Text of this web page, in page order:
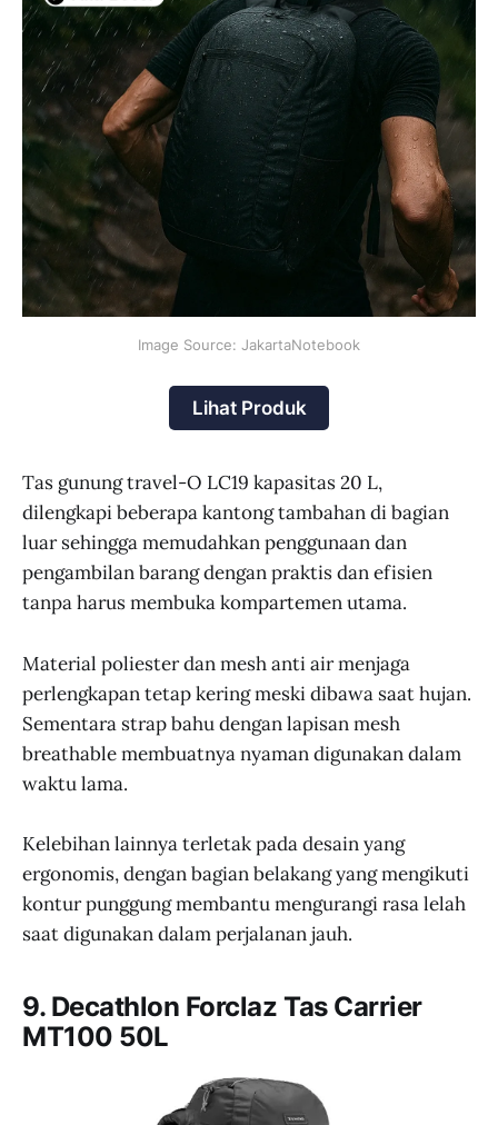
Image Source: JakartaNotebook
Lihat Produk
Tas gunung travel-O LC19 kapasitas 20 L,
dilengkapi beberapa kantong tambahan di bagian
luar sehingga memudahkan penggunaan dan
pengambilan barang dengan praktis dan efisien
tanpa harus membuka kompartemen utama.
Material poliester dan mesh anti air menjaga
perlengkapan tetap kering meski dibawa saat hujan.
Sementara strap bahu dengan lapisan mesh
breathable membuatnya nyaman digunakan dalam
waktu lama.
Kelebihan lainnya terletak pada desain yang
ergonomis, dengan bagian belakang yang mengikuti
kontur punggung membantu mengurangi rasa lelah
saat digunakan dalam perjalanan jauh.
9. Decathlon Forclaz Tas Carrier
MT100 50L